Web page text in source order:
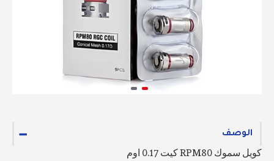
الوصف
كويل سموك RPM80 كيت 0.17 اوم